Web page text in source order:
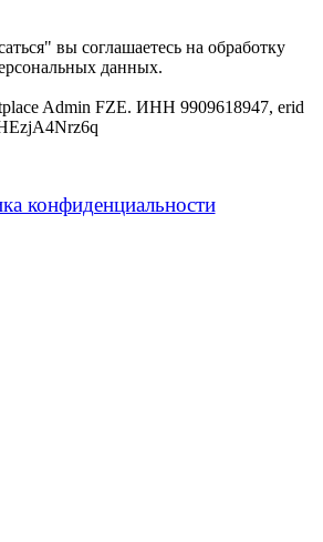
вы соглашаетесь на обработку
данных.
Admin FZE. ИНН 9909618947, erid
конфиденциальности